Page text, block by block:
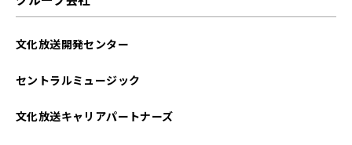
文化放送開発センター
セントラルミュージック
文化放送キャリアパートナーズ